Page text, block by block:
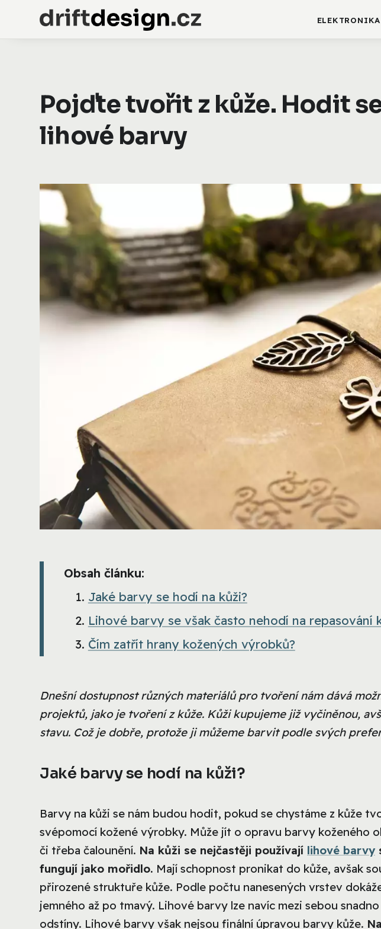
ELEKTRONIKA
Pojďte tvořit z kůže. Hodit
lihové barvy
Obsah článku:
Jaké barvy se hodí na kůži?
Lihové barvy se však často nehodí na repasování
Čím zatřít hrany kožených výrobků?
Dnešní dostupnost různých materiálů pro tvoření nám dává
projektů, jako je tvoření z kůže. Kůži kupujeme již vyčiněnou,
stavu. Což je dobře, protože ji můžeme barvit podle svých
Jaké barvy se hodí na kůži?
Barvy na kůži se nám budou hodit, pokud se chystáme z kůže
svépomocí kožené výrobky. Může jít o opravu barvy koženého
či třeba čalounění. Na kůži se nejčastěji používají lihové barvy
fungují jako mořidlo. Mají schopnost pronikat do kůže, avšak
přirozené struktuře kůže. Podle počtu nanesených vrstev
jemného až po tmavý. Lihové barvy lze navíc mezi sebou
odstíny. Lihové barvy však nejsou finální úpravou barvy kůže.